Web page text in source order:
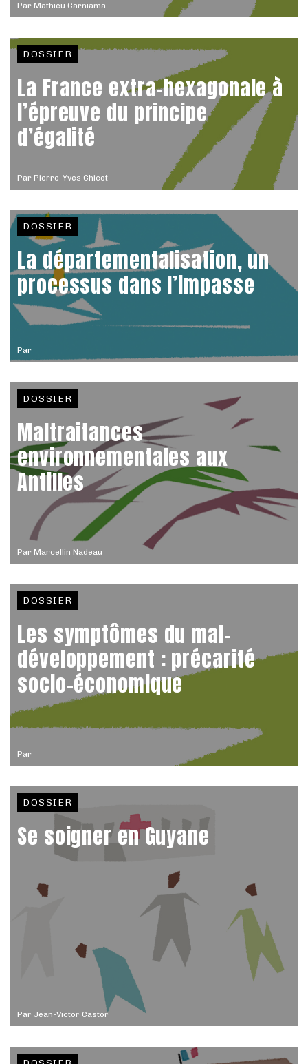
Par Mathieu Carniama
Par Pierre-Yves Chicot
DOSSIER
La France extra-hexagonale à
l’épreuve du principe
d’égalité
Par
DOSSIER
La départementalisation, un
processus dans l’impasse
Par Marcellin Nadeau
DOSSIER
Maltraitances
environnementales aux
Antilles
Par
DOSSIER
Les symptômes du mal-
développement : précarité
socio-économique
Par Jean-Victor Castor
DOSSIER
Se soigner en Guyane